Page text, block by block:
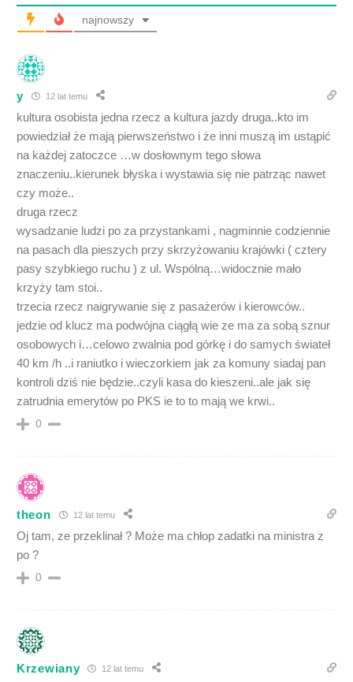
najnowszy
y 12 lat temu
kultura osobista jedna rzecz a kultura jazdy druga..kto im
powiedział że mają pierwszeństwo i że inni muszą im ustąpić
na każdej zatoczce …w dosłownym tego słowa
znaczeniu..kierunek błyska i wystawia się nie patrząc nawet
czy może..
druga rzecz
wysadzanie ludzi po za przystankami , nagminnie codziennie
na pasach dla pieszych przy skrzyżowaniu krajówki ( cztery
pasy szybkiego ruchu ) z ul. Wspólną…widocznie mało
krzyży tam stoi..
trzecia rzecz naigrywanie się z pasażerów i kierowców..
jedzie od klucz ma podwójna ciągłą wie ze ma za sobą sznur
osobowych i…celowo zwalnia pod górkę i do samych świateł
40 km /h ..i raniutko i wieczorkiem jak za komuny siadaj pan
kontroli dziś nie będzie..czyli kasa do kieszeni..ale jak się
zatrudnia emerytów po PKS ie to to mają we krwi..
0
theon 12 lat temu
Oj tam, ze przeklinał ? Może ma chłop zadatki na ministra z
po ?
0
Krzewiany 12 lat temu